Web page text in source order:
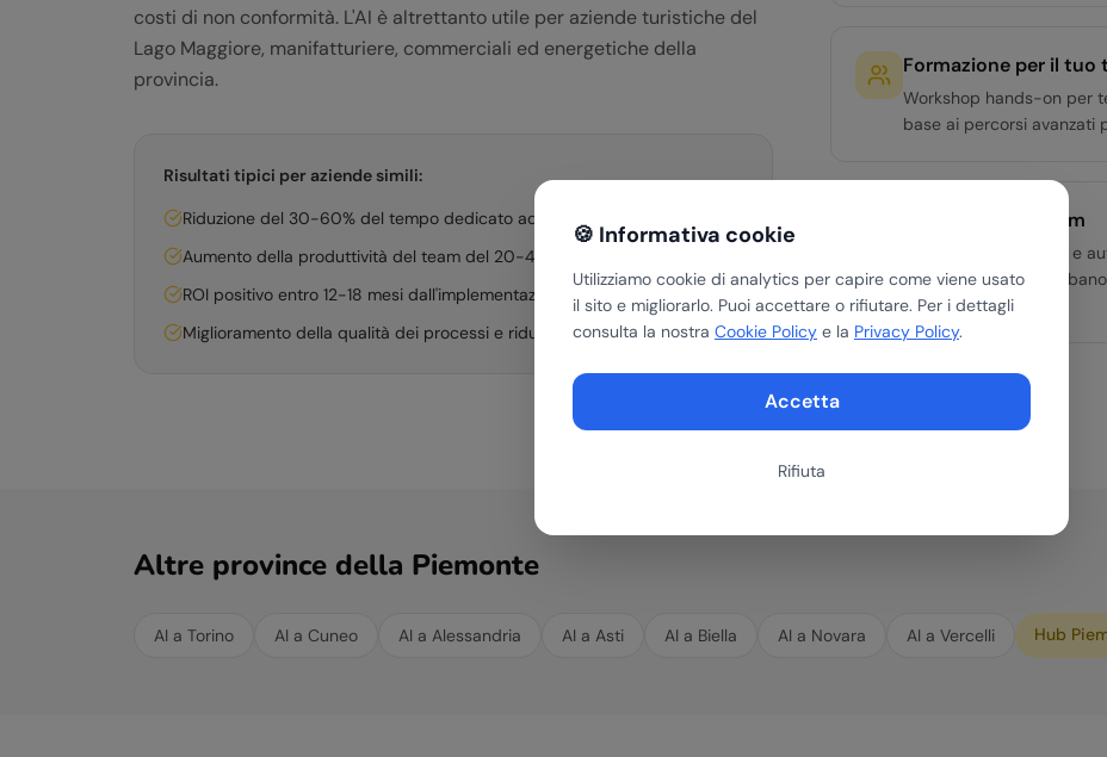
🍪 Informativa cookie
Utilizziamo cookie di analytics per capire come viene usato
il sito e migliorarlo. Puoi accettare o rifiutare. Per i dettagli
consulta la nostra Cookie Policy e la Privacy Policy.
Accetta
Rifiuta
costi di non conformità. L'AI è altrettanto utile per aziende turistiche del
Lago Maggiore, manifatturiere, commerciali ed energetiche della
provincia.
Risultati tipici per aziende simili:
Riduzione del 30-60% del tempo dedicato ad attività ripetitive
Aumento della produttività del team del 20-40%
ROI positivo entro 12-18 mesi dall'implementazione
Miglioramento della qualità dei processi e riduzione degli errori
Formazione per il tuo
Workshop hands-on per
base ai percorsi avanzati
Soluzioni AI custom
Sviluppiamo agenti AI e
di ogni azienda di
settore in cui opera.
Altre province della Piemonte
AI a Torino AI a Cuneo AI a Alessandria AI a Asti AI a Biella AI a Novara AI a Vercelli Hub